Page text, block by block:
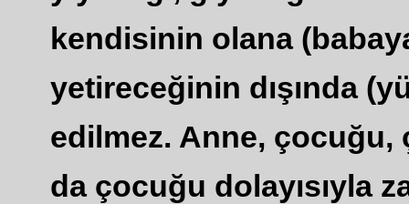
kendisinin olana
yetireceğinin dışında
edilmez. Anne,
da çocuğu dolayısıyla